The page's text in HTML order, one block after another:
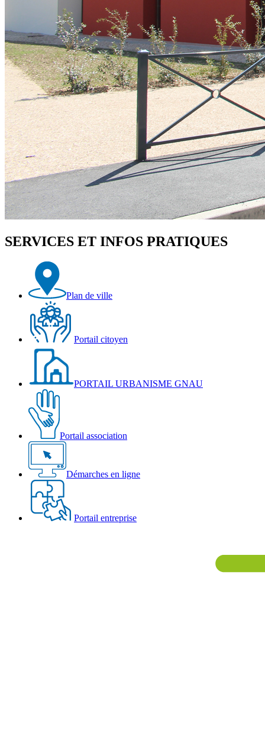
SERVICES ET INFOS PRATIQUES
Plan de ville
Portail citoyen
PORTAIL URBANISME GNAU
Portail association
Démarches en ligne
Portail entreprise